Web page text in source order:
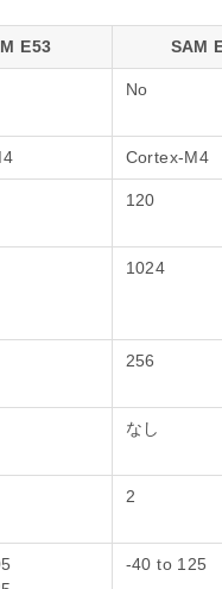
E53 SAM
No
Cortex-M4
120
1024
256
なし
2
-40 to 125